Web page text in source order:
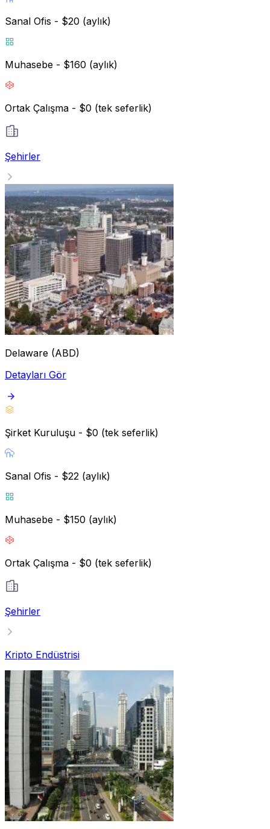
Sanal Ofis - $20 (aylık)
Muhasebe - $160 (aylık)
Ortak Çalışma - $0 (tek seferlik)
Şehirler
Delaware (ABD)
Detayları Gör
Şirket Kuruluşu - $0 (tek seferlik)
Sanal Ofis - $22 (aylık)
Muhasebe - $150 (aylık)
Ortak Çalışma - $0 (tek seferlik)
Şehirler
Kripto Endüstrisi